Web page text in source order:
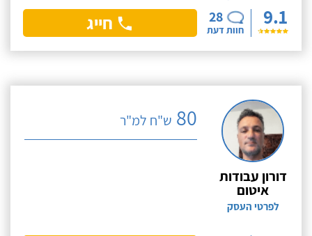
9.1
28
חוות דעת חייג
דורון עבודות
איטום
לפרטי העסק
80 ש"ח למ"ר